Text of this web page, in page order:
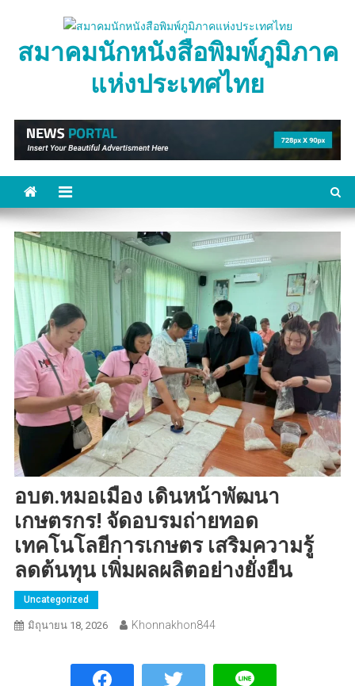
contentสมาคมนักหนังสือพิมพ์ภูมิภาค
แห่งประเทศไทย
อบต.หมอเมือง เดินหน้าพัฒนา
เกษตรกร! จัดอบรมถ่ายทอด
เทคโนโลยีการเกษตร เสริมความรู้
ลดต้นทุน เพิ่มผลผลิตอย่างยั่งยืน
Uncategorized
มิถุนายน 18, 2026 Khonnakhon844